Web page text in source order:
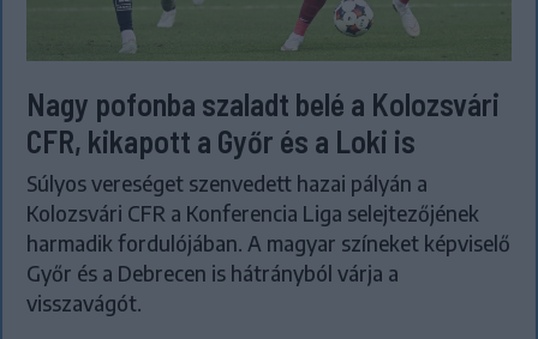
Nagy pofonba szaladt belé a Kolozsvári
CFR, kikapott a Győr és a Loki is
Súlyos vereséget szenvedett hazai pályán a
Kolozsvári CFR a Konferencia Liga selejtezőjének
harmadik fordulójában. A magyar színeket képviselő
Győr és a Debrecen is hátrányból várja a
visszavágót.